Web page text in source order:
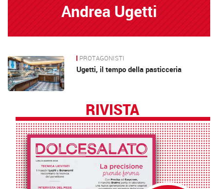
Andrea Ugetti
News PROTAGONISTI
Ugetti, il tempo della pasticceria
RIVISTA